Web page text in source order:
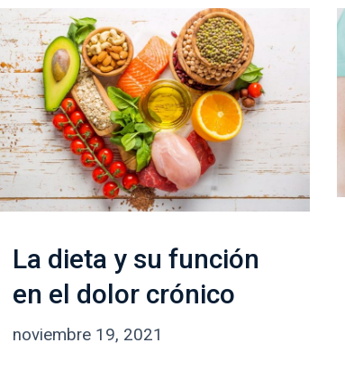
La dieta y su función
en el dolor crónico
noviembre 19, 2021